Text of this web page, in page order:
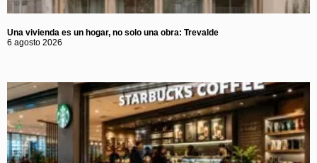
Una vivienda es un hogar, no solo una obra: Trevalde
6 agosto 2026